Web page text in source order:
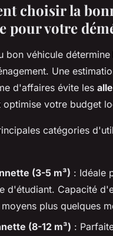
choisir la
pour votre
bon véhicule détermine
Une
d'affaires évite les
optimise votre budget
catégories
(3-5 m³) : Idéale
d'étudiant. Capacité
plus quelques
(8-12 m³) :